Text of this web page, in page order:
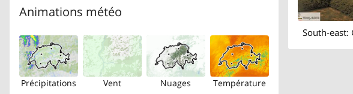
Animations météo
Précipitations Vent Nuages Température